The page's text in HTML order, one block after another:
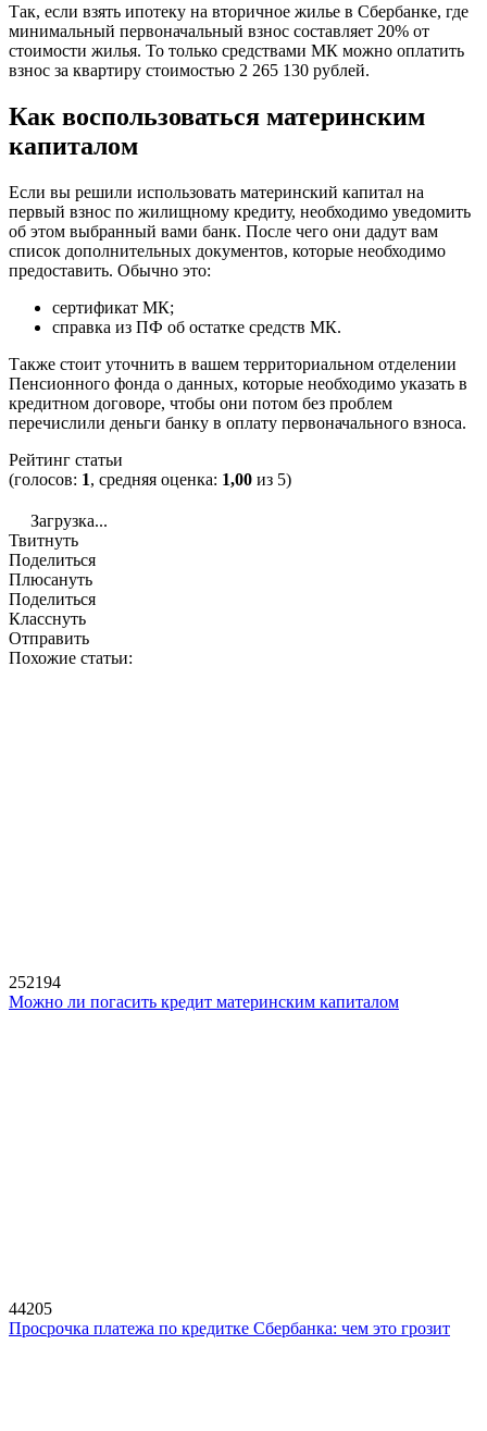
Так, если взять ипотеку на вторичное жилье в Сбербанке, где
минимальный первоначальный взнос составляет 20% от
стоимости жилья. То только средствами МК можно оплатить
взнос за квартиру стоимостью 2 265 130 рублей.
Как воспользоваться материнским
капиталом
Если вы решили использовать материнский капитал на
первый взнос по жилищному кредиту, необходимо уведомить
об этом выбранный вами банк. После чего они дадут вам
список дополнительных документов, которые необходимо
предоставить. Обычно это:
сертификат МК;
справка из ПФ об остатке средств МК.
Также стоит уточнить в вашем территориальном отделении
Пенсионного фонда о данных, которые необходимо указать в
кредитном договоре, чтобы они потом без проблем
перечислили деньги банку в оплату первоначального взноса.
Рейтинг статьи
(голосов: 1, средняя оценка: 1,00 из 5)
Загрузка...
Твитнуть
Поделиться
Плюсануть
Поделиться
Класснуть
Отправить
Похожие статьи:
252194
Можно ли погасить кредит материнским капиталом
44205
Просрочка платежа по кредитке Сбербанка: чем это грозит